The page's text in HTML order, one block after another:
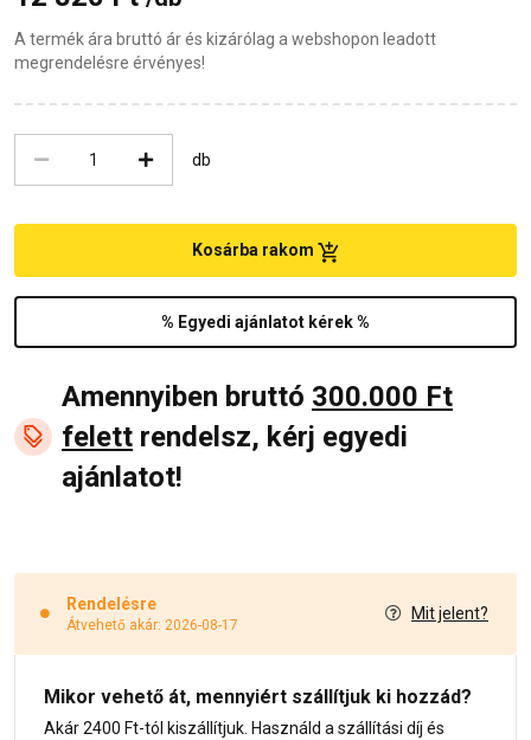
A termék ára bruttó ár és kizárólag a webshopon leadott
megrendelésre érvényes!
db
% Egyedi ajánlatot kérek %
Kosárba rakom
Amennyiben bruttó 300.000 Ft
felett rendelsz, kérj egyedi
ajánlatot!
Rendelésre
Átvehető akár: 2026-08-17
Mit jelent?
Mikor vehető át, mennyiért szállítjuk ki hozzád?
Akár 2400 Ft-tól kiszállítjuk. Használd a szállítási díj és